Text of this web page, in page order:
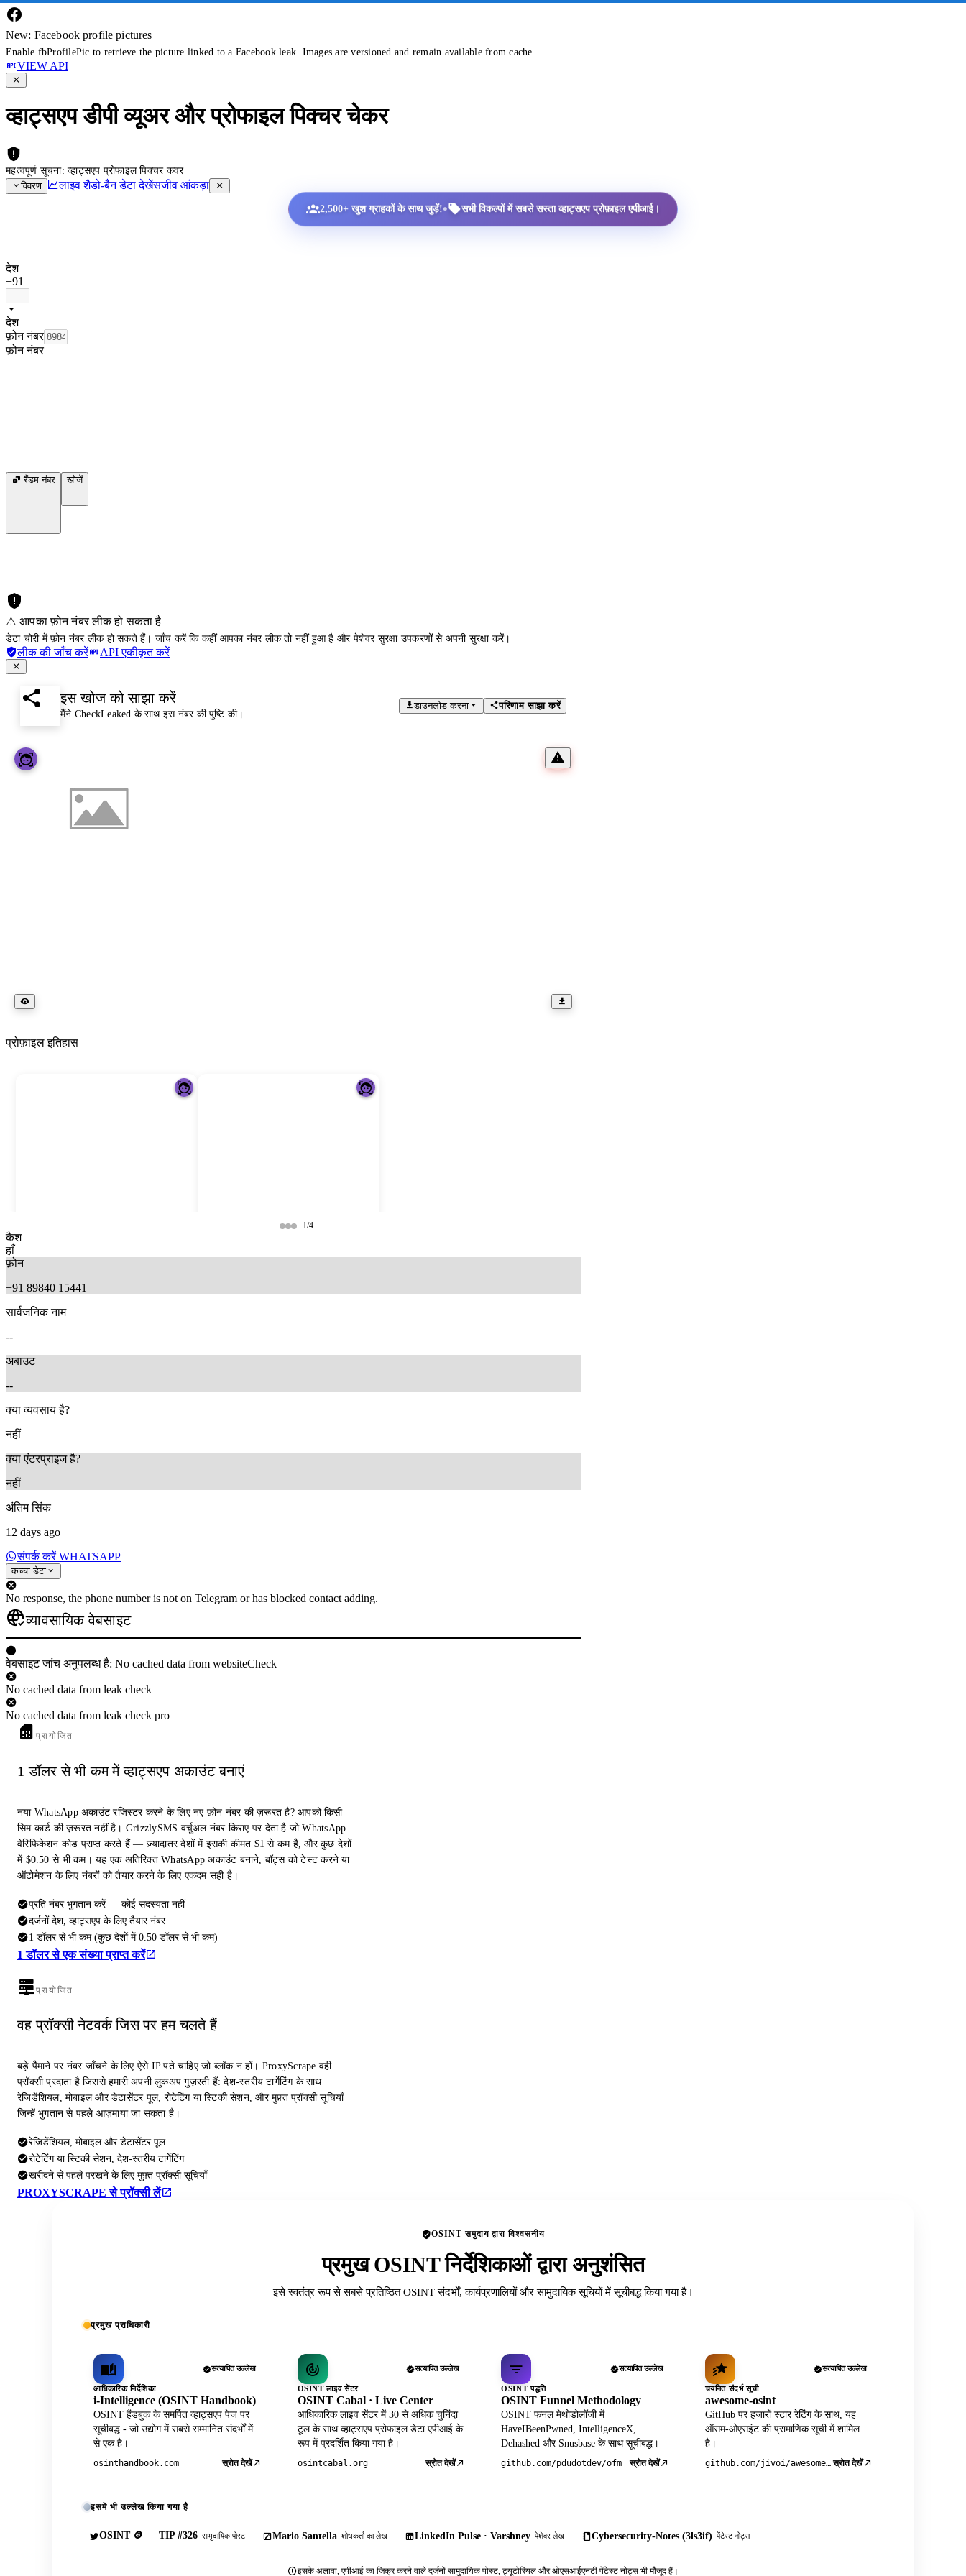
New: Facebook profile pictures
Enable fbProfilePic to retrieve the picture linked to a Facebook leak. Images are versioned and remain available from cache.
VIEW API
व्हाट्सएप डीपी व्यूअर और प्रोफाइल पिक्चर चेकर
महत्वपूर्ण सूचना: व्हाट्सएप प्रोफाइल पिक्चर कवर
विवरण
लाइव शैडो-बैन डेटा देखेंसजीव आंकड़ा
2,500+ खुश ग्राहकों के साथ जुड़ें!• सभी विकल्पों में सबसे सस्ता व्हाट्सएप प्रोफ़ाइल एपीआई।
देश
+91
देश
फ़ोन नंबर
फ़ोन नंबर
रैंडम नंबर खोजें
⚠️ आपका फ़ोन नंबर लीक हो सकता है
डेटा चोरी में फ़ोन नंबर लीक हो सकते हैं। जाँच करें कि कहीं आपका नंबर लीक तो नहीं हुआ है और पेशेवर सुरक्षा उपकरणों से अपनी सुरक्षा करें।
लीक की जाँच करें API एकीकृत करें
इस खोज को साझा करें
मैंने CheckLeaked के साथ इस नंबर की पुष्टि की।
डाउनलोड करना परिणाम साझा करें
प्रोफ़ाइल इतिहास
1/4
कैश
हाँ
फ़ोन
+91 89840 15441
सार्वजनिक नाम
--
अबाउट
--
क्या व्यवसाय है?
नहीं
क्या एंटरप्राइज है?
नहीं
अंतिम सिंक
12 days ago
संपर्क करें WHATSAPP
कच्चा डेटा
No response, the phone number is not on Telegram or has blocked contact adding.
व्यावसायिक वेबसाइट
वेबसाइट जांच अनुपलब्ध है: No cached data from websiteCheck
No cached data from leak check
No cached data from leak check pro
प्रायोजित
1 डॉलर से भी कम में व्हाट्सएप अकाउंट बनाएं
नया WhatsApp अकाउंट रजिस्टर करने के लिए नए फ़ोन नंबर की ज़रूरत है? आपको किसी
सिम कार्ड की ज़रूरत नहीं है। GrizzlySMS वर्चुअल नंबर किराए पर देता है जो WhatsApp
वेरिफिकेशन कोड प्राप्त करते हैं — ज़्यादातर देशों में इसकी कीमत $1 से कम है, और कुछ देशों
में $0.50 से भी कम। यह एक अतिरिक्त WhatsApp अकाउंट बनाने, बॉट्स को टेस्ट करने या
ऑटोमेशन के लिए नंबरों को तैयार करने के लिए एकदम सही है।
प्रति नंबर भुगतान करें — कोई सदस्यता नहीं
दर्जनों देश, व्हाट्सएप के लिए तैयार नंबर
1 डॉलर से भी कम (कुछ देशों में 0.50 डॉलर से भी कम)
1 डॉलर से एक संख्या प्राप्त करें
प्रायोजित
वह प्रॉक्सी नेटवर्क जिस पर हम चलते हैं
बड़े पैमाने पर नंबर जाँचने के लिए ऐसे IP पते चाहिए जो ब्लॉक न हों। ProxyScrape वही
प्रॉक्सी प्रदाता है जिससे हमारी अपनी लुकअप गुज़रती हैं: देश-स्तरीय टार्गेटिंग के साथ
रेजिडेंशियल, मोबाइल और डेटासेंटर पूल, रोटेटिंग या स्टिकी सेशन, और मुफ़्त प्रॉक्सी सूचियाँ
जिन्हें भुगतान से पहले आज़माया जा सकता है।
रेजिडेंशियल, मोबाइल और डेटासेंटर पूल
रोटेटिंग या स्टिकी सेशन, देश-स्तरीय टार्गेटिंग
खरीदने से पहले परखने के लिए मुफ़्त प्रॉक्सी सूचियाँ
PROXYSCRAPE से प्रॉक्सी लें
OSINT समुदाय द्वारा विश्वसनीय
प्रमुख OSINT निर्देशिकाओं द्वारा अनुशंसित
इसे स्वतंत्र रूप से सबसे प्रतिष्ठित OSINT संदर्भों, कार्यप्रणालियों और सामुदायिक सूचियों में सूचीबद्ध किया गया है।
प्रमुख प्राधिकारी
सत्यापित उल्लेख
आधिकारिक निर्देशिका
i-Intelligence (OSINT Handbook)
OSINT हैंडबुक के समर्पित व्हाट्सएप पेज पर
सूचीबद्ध - जो उद्योग में सबसे सम्मानित संदर्भों में
से एक है।
osinthandbook.com स्रोत देखें
सत्यापित उल्लेख
OSINT लाइव सेंटर
OSINT Cabal · Live Center
आधिकारिक लाइव सेंटर में 30 से अधिक चुनिंदा
टूल के साथ व्हाट्सएप प्रोफाइल डेटा एपीआई के
रूप में प्रदर्शित किया गया है।
osintcabal.org स्रोत देखें
सत्यापित उल्लेख
OSINT पद्धति
OSINT Funnel Methodology
OSINT फनल मेथोडोलॉजी में
HaveIBeenPwned, IntelligenceX,
Dehashed और Snusbase के साथ सूचीबद्ध।
github.com/pdudotdev/ofm स्रोत देखें
सत्यापित उल्लेख
चयनित संदर्भ सूची
awesome-osint
GitHub पर हजारों स्टार रेटिंग के साथ, यह
ऑसम-ओएसइंट की प्रामाणिक सूची में शामिल
है।
github.com/jivoi/awesome-osint स्रोत देखें
इसमें भी उल्लेख किया गया है
OSINT 🪙 — TIP #326 सामुदायिक पोस्ट Mario Santella शोधकर्ता का लेख LinkedIn Pulse · Varshney पेशेवर लेख Cybersecurity-Notes (3ls3if) पेंटेस्ट नोट्स
इसके अलावा, एपीआई का जिक्र करने वाले दर्जनों सामुदायिक पोस्ट, ट्यूटोरियल और ओएसआईएनटी पेंटेस्ट नोट्स भी मौजूद हैं।